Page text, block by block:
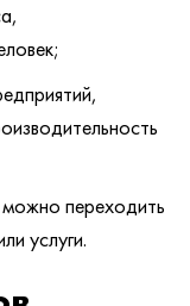
переходить
услуги.